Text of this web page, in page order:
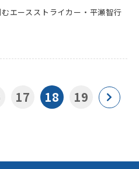
エースストライカー・平瀬智行
17 18 19